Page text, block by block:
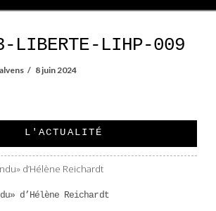
LIBERTE-LIHP-009
8 juin 2024
L'ACTUALITÉ
d’Hélène Reichardt